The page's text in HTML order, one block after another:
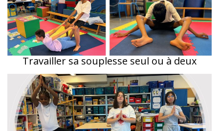
Travailler sa souplesse seul ou à deux